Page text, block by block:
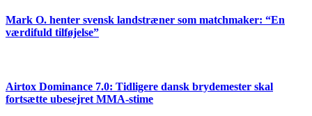
Mark O. henter svensk landstræner som matchmaker: “En
værdifuld tilføjelse”
Airtox Dominance 7.0: Tidligere dansk brydemester skal
fortsætte ubesejret MMA-stime